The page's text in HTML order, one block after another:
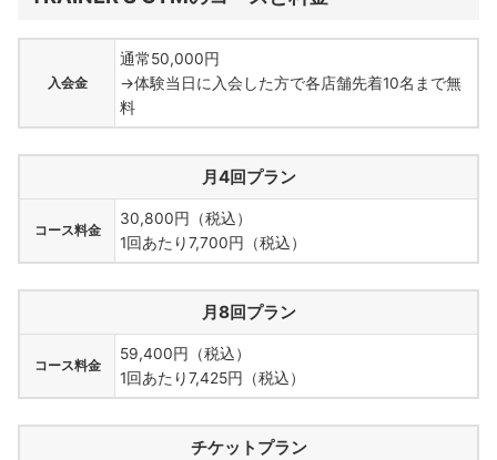
入会金
通常50,000円
→体験当日に入会した方で各店舗先着10名まで無
料
月4回プラン
コース料金
30,800円（税込）
1回あたり7,700円（税込）
月8回プラン
コース料金
59,400円（税込）
1回あたり7,425円（税込）
チケットプラン